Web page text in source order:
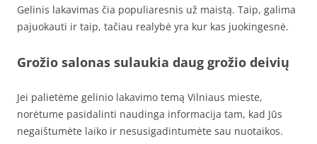
Gelinis lakavimas čia populiaresnis už maistą. Taip, galima
pajuokauti ir taip, tačiau realybė yra kur kas juokingesnė.
Grožio salonas sulaukia daug grožio deivių
Jei palietėme gelinio lakavimo temą Vilniaus mieste,
norėtume pasidalinti naudinga informacija tam, kad Jūs
negaištumėte laiko ir nesusigadintumėte sau nuotaikos.